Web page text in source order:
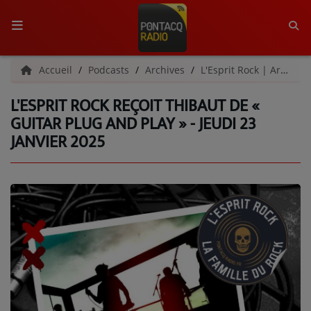
ACCUEIL
RADIO
QUI SOMMES-NOUS ?
L'ÉQUIPE
GRILLE DES PROGRAMMES
C'ÉTAIT QUOI CE TITRE ?
MÉDIAS
PODCASTS - SAISON 2026/2027
Accueil Podcasts Archives L'Esprit Rock | Archives
L'ESPRIT ROCK REÇOIT THIBAUT DE «
GUITAR PLUG AND PLAY » - JEUDI 23
JANVIER 2025